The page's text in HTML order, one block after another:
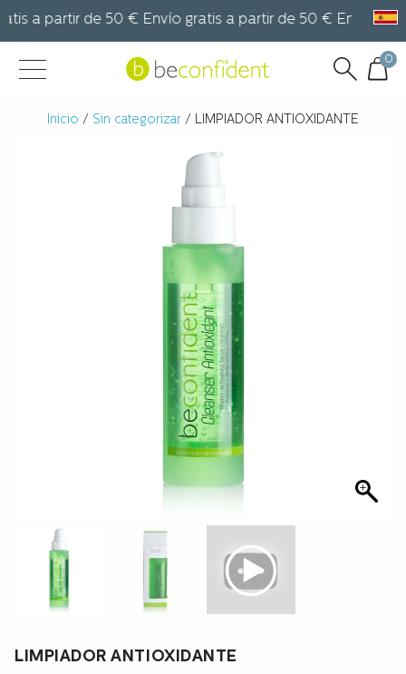
a partir de 50 € Envío gratis a partir de 50 € Envío
0
Inicio / Sin categorizar / LIMPIADOR ANTIOXIDANTE
LIMPIADOR ANTIOXIDANTE